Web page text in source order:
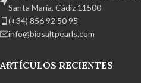
Santa María, Cádiz 11500
(+34) 856 92 50 95
info@biosaltpearls.com
ARTÍCULOS RECIENTES